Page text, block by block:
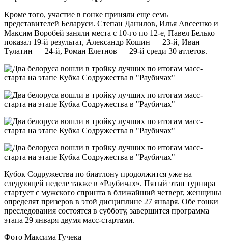
Кроме того, участие в гонке приняли еще семь
представителей Беларуси. Степан Данилов, Илья Авсеенко и
Максим Воробей заняли места с 10-го по 12-е, Павел Белько
показал 19-й результат, Александр Кошин — 23-й, Иван
Тулатин — 24-й, Роман Елетнов — 29-й среди 30 атлетов.
Кубок Содружества по биатлону продолжится уже на
следующей неделе также в «Раубичах». Пятый этап турнира
стартует с мужского спринта в ближайший четверг, женщины
определят призеров в этой дисциплине 27 января. Обе гонки
преследования состоятся в субботу, завершится программа
этапа 29 января двумя масс-стартами.
Фото Максима Гучека